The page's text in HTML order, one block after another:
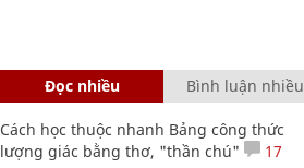
Đọc nhiều Bình luận nhiều
Cách học thuộc nhanh Bảng công thức
lượng giác bằng thơ, "thần chú"
17